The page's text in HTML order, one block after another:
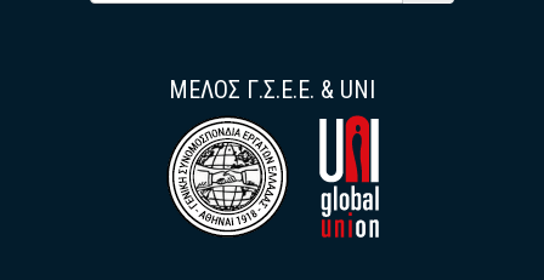
ΜΕΛΟΣ Γ.Σ.Ε.Ε. & UNI